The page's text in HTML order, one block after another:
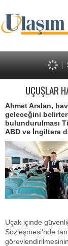
UÇUŞLAR
Ahmet Arslan,
geleceğini
bulundurulması
ABD ve İngiltere
Uçak içinde
Sözleşmesi'nde